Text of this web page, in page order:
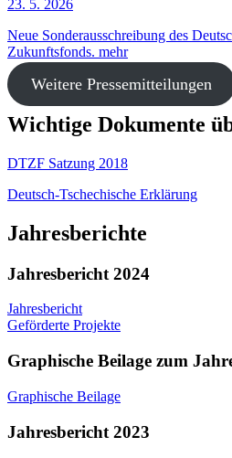
23. 5. 2026
Neue Sonderausschreibung des
Zukunftsfonds. mehr
Weitere Pressemitteilungen
Wichtige Dokumente
DTZF Satzung 2018
Deutsch-Tschechische Erklärung
Jahresberichte
Jahresbericht 2024
Jahresbericht
Geförderte Projekte
Graphische Beilage zum
Graphische Beilage
Jahresbericht 2023